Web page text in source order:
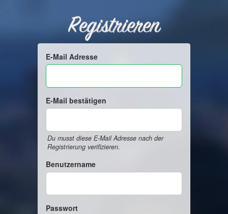
Registrieren
E-Mail Adresse
E-Mail bestätigen
Du musst diese E-Mail Adresse nach der
Registrierung verifizieren.
Benutzername
Passwort